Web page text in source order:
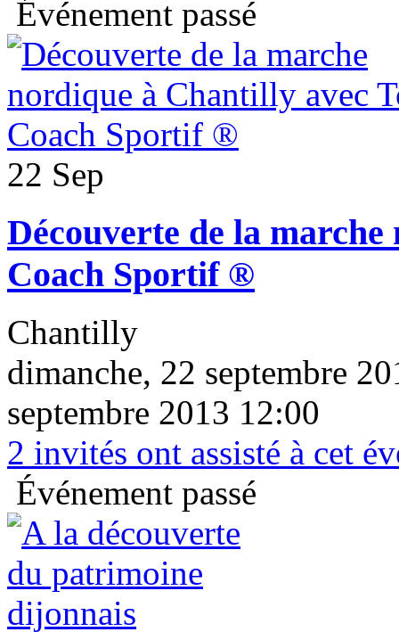
Événement passé
22 Sep
Découverte de la
Coach Sportif ®
Chantilly
dimanche, 22 septembre
septembre 2013 12:00
2 invités ont assisté à cet
Événement passé